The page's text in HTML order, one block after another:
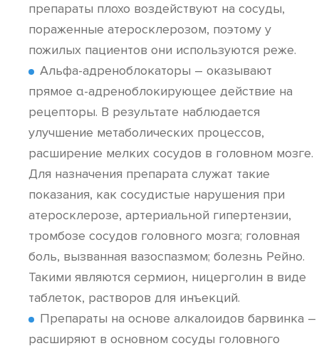
препараты плохо воздействуют на сосуды,
пораженные атеросклерозом, поэтому у
пожилых пациентов они используются реже.
Альфа-адреноблокаторы – оказывают
прямое α-адреноблокирующее действие на
рецепторы. В результате наблюдается
улучшение метаболических процессов,
расширение мелких сосудов в головном мозге.
Для назначения препарата служат такие
показания, как сосудистые нарушения при
атеросклерозе, артериальной гипертензии,
тромбозе сосудов головного мозга; головная
боль, вызванная вазоспазмом; болезнь Рейно.
Такими являются сермион, ницерголин в виде
таблеток, растворов для инъекций.
Препараты на основе алкалоидов барвинка –
расширяют в основном сосуды головного